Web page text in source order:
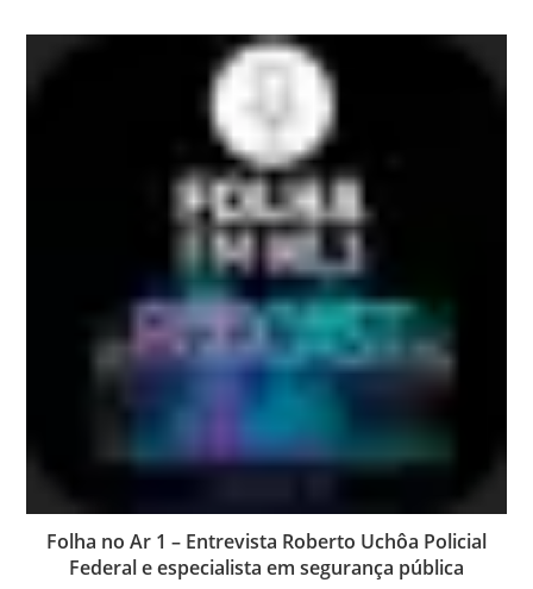
Folha no Ar 1 – Entrevista Roberto Uchôa Policial
Federal e especialista em segurança pública